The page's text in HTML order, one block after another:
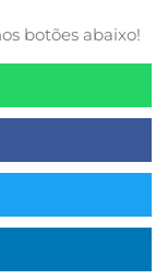
botões abaixo!